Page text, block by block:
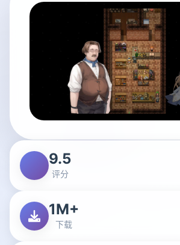
9.5
评分
1M+
下载